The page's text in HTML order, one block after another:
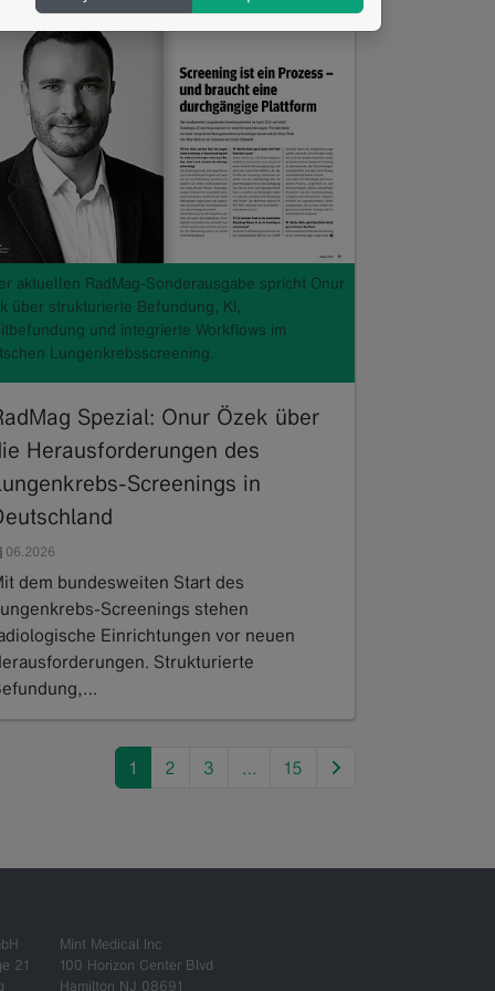
aktuellen RadMag-Sonderausgabe spricht Onur
über strukturierte Befundung, KI,
und integrierte Workflows im
Lungenkrebsscreening.
Spezial: Onur Özek über
Herausforderungen des
Screenings in
06.2026
dem bundesweiten Start des
Screenings stehen
Einrichtungen vor neuen
Strukturierte
1 2 3 … 15
21
Mint Medical Inc
100 Horizon Center Blvd
Hamilton NJ 08691